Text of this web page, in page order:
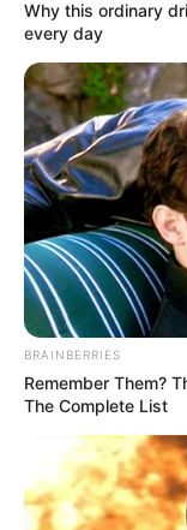
Nagy volt a
útszakaszt.
Why this ordinary
every day
BRAINBERRIES
Remember Them?
The Complete List